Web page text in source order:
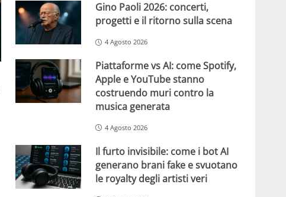
Gino Paoli 2026: concerti,
progetti e il ritorno sulla scena
4 Agosto 2026
Piattaforme vs AI: come Spotify,
Apple e YouTube stanno
costruendo muri contro la
musica generata
4 Agosto 2026
Il furto invisibile: come i bot AI
generano brani fake e svuotano
le royalty degli artisti veri